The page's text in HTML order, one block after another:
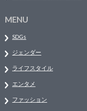
MENU
SDGs
ジェンダー
ライフスタイル
エンタメ
ファッション